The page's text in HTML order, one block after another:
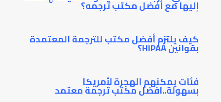
إليها مع أفضل مكتب ترجمه؟
كيف يلتزم أفضل مكتب للترجمة المعتمدة
بقوانين HIPAA؟
فئات يمكنهم الهجرة لأمريكا
بسهولة..افضل مكتب ترجمة معتمد